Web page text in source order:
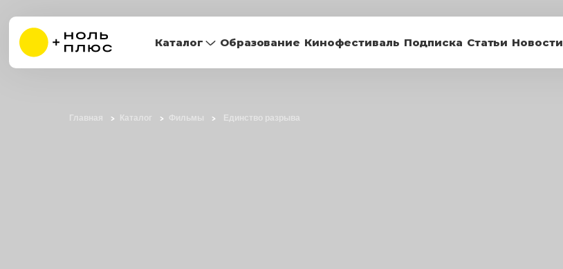
Каталог Образование Кинофестиваль Подписка Статьи Новости
Главная Каталог Фильмы Единство разрыва